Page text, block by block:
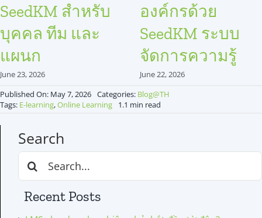
SeedKM สำหรับ
บุคคล ทีม และ
แผนก
June 23, 2026
องค์กรด้วย
SeedKM ระบบ
จัดการความรู้
June 22, 2026
Published On: May 7, 2026 Categories: Blog@TH
Tags: E-learning,Online Learning 1.1 min read
Search
Search
for:
Recent Posts